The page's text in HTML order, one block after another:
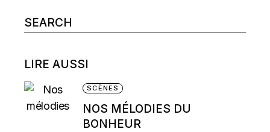
Search
for:
LIRE AUSSI
SCÈNES
NOS MÉLODIES DU
BONHEUR